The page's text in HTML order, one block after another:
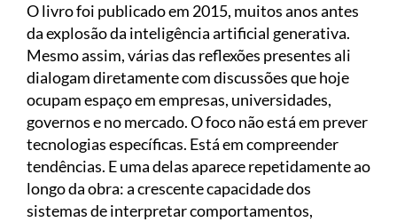
O livro foi publicado em 2015, muitos anos antes
da explosão da inteligência artificial generativa.
Mesmo assim, várias das reflexões presentes ali
dialogam diretamente com discussões que hoje
ocupam espaço em empresas, universidades,
governos e no mercado. O foco não está em prever
tecnologias específicas. Está em compreender
tendências. E uma delas aparece repetidamente ao
longo da obra: a crescente capacidade dos
sistemas de interpretar comportamentos,